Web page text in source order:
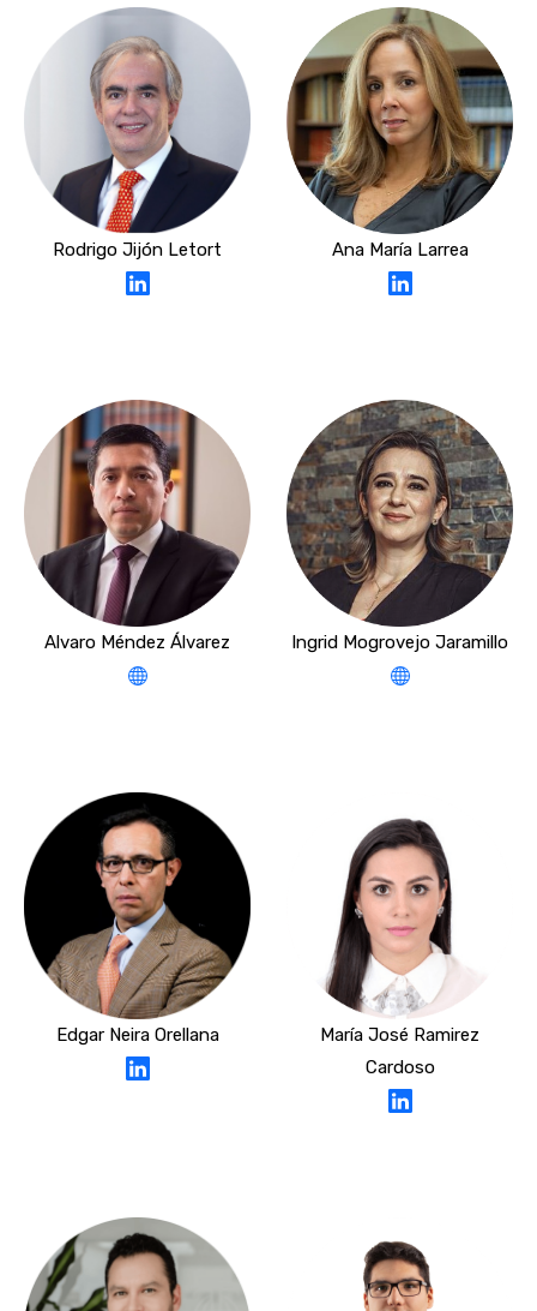
Rodrigo Jijón Letort Ana María Larrea
Alvaro Méndez Álvarez Ingrid Mogrovejo Jaramillo
Edgar Neira Orellana
María José Ramirez
Cardoso